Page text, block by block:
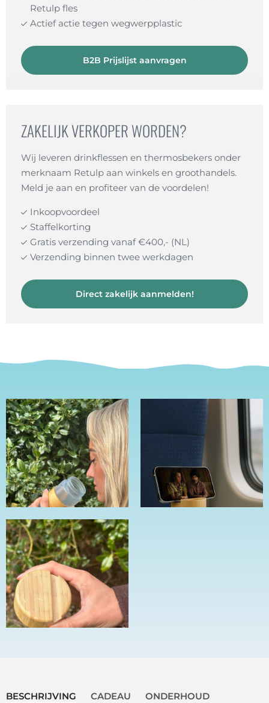
Retulp fles
Actief actie tegen wegwerpplastic
B2B Prijslijst aanvragen
ZAKELIJK VERKOPER WORDEN?
Wij leveren drinkflessen en thermosbekers onder
merknaam Retulp aan winkels en groothandels.
Meld je aan en profiteer van de voordelen!
Inkoopvoordeel
Staffelkorting
Gratis verzending vanaf €400,- (NL)
Verzending binnen twee werkdagen
Direct zakelijk aanmelden!
BESCHRIJVING CADEAU ONDERHOUD